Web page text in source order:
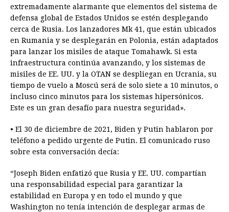
extremadamente alarmante que elementos del sistema de
defensa global de Estados Unidos se estén desplegando
cerca de Rusia. Los lanzadores Mk 41, que están ubicados
en Rumania y se desplegarán en Polonia, están adaptados
para lanzar los misiles de ataque Tomahawk. Si esta
infraestructura continúa avanzando, y los sistemas de
misiles de EE. UU. y la OTAN se despliegan en Ucrania, su
tiempo de vuelo a Moscú será de solo siete a 10 minutos, o
incluso cinco minutos para los sistemas hipersónicos.
Este es un gran desafío para nuestra seguridad».
• El 30 de diciembre de 2021, Biden y Putin hablaron por
teléfono a pedido urgente de Putin. El comunicado ruso
sobre esta conversación decía:
“Joseph Biden enfatizó que Rusia y EE. UU. compartían
una responsabilidad especial para garantizar la
estabilidad en Europa y en todo el mundo y que
Washington no tenía intención de desplegar armas de